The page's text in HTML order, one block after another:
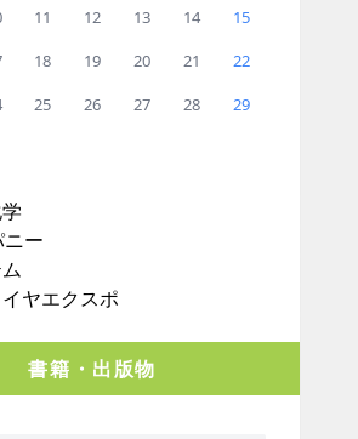
11 12 13 14
15
18 19 20 21
22
25 26 27 28
29
書籍・出版物